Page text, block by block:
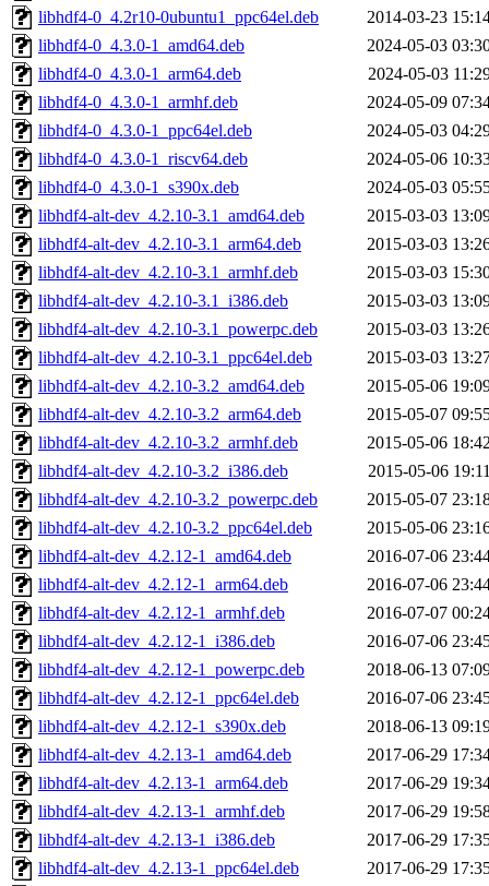
libhdf4-0_4.2r10-0ubuntu1_ppc64el.deb
2014-03-23
libhdf4-0_4.3.0-1_amd64.deb
2024-05-03
libhdf4-0_4.3.0-1_arm64.deb
2024-05-03
libhdf4-0_4.3.0-1_armhf.deb
2024-05-09
libhdf4-0_4.3.0-1_ppc64el.deb
2024-05-03
libhdf4-0_4.3.0-1_riscv64.deb
2024-05-06
libhdf4-0_4.3.0-1_s390x.deb
2024-05-03
libhdf4-alt-dev_4.2.10-3.1_amd64.deb
2015-03-03
libhdf4-alt-dev_4.2.10-3.1_arm64.deb
2015-03-03
libhdf4-alt-dev_4.2.10-3.1_armhf.deb
2015-03-03
libhdf4-alt-dev_4.2.10-3.1_i386.deb
2015-03-03
libhdf4-alt-dev_4.2.10-3.1_powerpc.deb
2015-03-03
libhdf4-alt-dev_4.2.10-3.1_ppc64el.deb
2015-03-03
libhdf4-alt-dev_4.2.10-3.2_amd64.deb
2015-05-06
libhdf4-alt-dev_4.2.10-3.2_arm64.deb
2015-05-07
libhdf4-alt-dev_4.2.10-3.2_armhf.deb
2015-05-06
libhdf4-alt-dev_4.2.10-3.2_i386.deb
2015-05-06
libhdf4-alt-dev_4.2.10-3.2_powerpc.deb
2015-05-07
libhdf4-alt-dev_4.2.10-3.2_ppc64el.deb
2015-05-06
libhdf4-alt-dev_4.2.12-1_amd64.deb
2016-07-06
libhdf4-alt-dev_4.2.12-1_arm64.deb
2016-07-06
libhdf4-alt-dev_4.2.12-1_armhf.deb
2016-07-07
libhdf4-alt-dev_4.2.12-1_i386.deb
2016-07-06
libhdf4-alt-dev_4.2.12-1_powerpc.deb
2018-06-13
libhdf4-alt-dev_4.2.12-1_ppc64el.deb
2016-07-06
libhdf4-alt-dev_4.2.12-1_s390x.deb
2018-06-13
libhdf4-alt-dev_4.2.13-1_amd64.deb
2017-06-29
libhdf4-alt-dev_4.2.13-1_arm64.deb
2017-06-29
libhdf4-alt-dev_4.2.13-1_armhf.deb
2017-06-29
libhdf4-alt-dev_4.2.13-1_i386.deb
2017-06-29
libhdf4-alt-dev_4.2.13-1_ppc64el.deb
2017-06-29